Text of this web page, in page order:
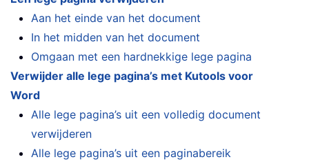
Aan het einde van het document
In het midden van het document
Omgaan met een hardnekkige lege pagina
Verwijder alle lege pagina’s met Kutools voor
Word
Alle lege pagina’s uit een volledig document
verwijderen
Alle lege pagina’s uit een paginabereik